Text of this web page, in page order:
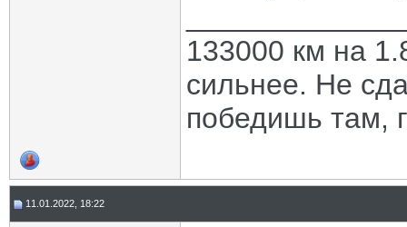
133000 км на
сильнее. Не
победишь там,
11.01.2022, 18:22